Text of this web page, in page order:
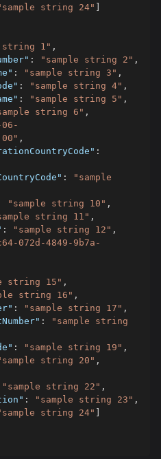
string 24"
string 1" ,
: "sample string 2" ,
: "sample string 3" ,
: "sample string 4" ,
: "sample string 5" ,
string 6" ,
,
:
:
"sample
"sample string 10" ,
string 11" ,
: "sample string 12" ,
072d-4849-9b7a-
string 15" ,
string 16" ,
: "sample string 17" ,
:
"sample string
: "sample string 19" ,
string 20" ,
"sample string 22" ,
: "sample string 23" ,
string 24"